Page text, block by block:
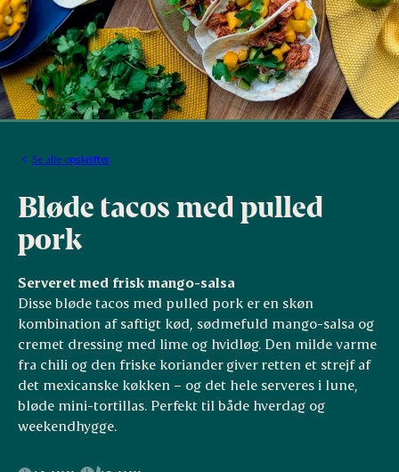
Se alle opskrifter
Bløde tacos med pulled
pork
Serveret med frisk mango-salsa
Disse bløde tacos med pulled pork er en skøn
kombination af saftigt kød, sødmefuld mango-salsa og
cremet dressing med lime og hvidløg. Den milde varme
fra chili og den friske koriander giver retten et strejf af
det mexicanske køkken – og det hele serveres i lune,
bløde mini-tortillas. Perfekt til både hverdag og
weekendhygge.